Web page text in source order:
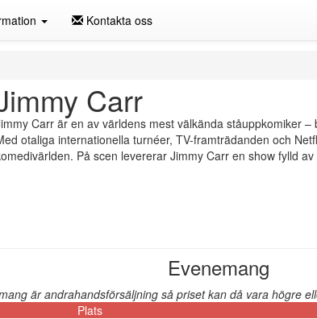
Kontakta oss
Carr
Carr är en av världens mest välkända ståuppkomiker
otaliga internationella turnéer, TV-framträdanden och
På scen levererar Jimmy Carr en show fylld
Evenemang
är andrahandsförsäljning så priset kan då vara högre
Plats